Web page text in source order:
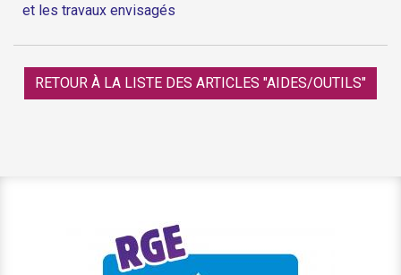
et les travaux envisagés
RETOUR À LA LISTE DES ARTICLES "AIDES/OUTILS"